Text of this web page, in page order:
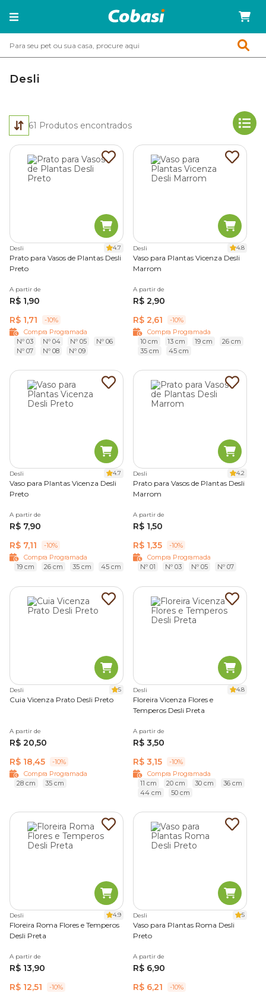
Desli
61 Produtos encontrados
Desli 4.7
Prato para Vasos de Plantas Desli
Preto
A partir de
R$ 1,90
R$ 1,71
-10%
Compra Programada
Nº 03
Nº 04 Nº 05
Nº 06
Nº 07
Nº 08 Nº 09
Desli 4.8
Vaso para Plantas Vicenza Desli
Marrom
A partir de
R$ 2,90
R$ 2,61
-10%
Compra Programada
10 cm
13 cm 19 cm
26 cm
35 cm
45 cm
Desli 4.7
Vaso para Plantas Vicenza Desli
Preto
A partir de
R$ 7,90
R$ 7,11
-10%
Compra Programada
19 cm
26 cm 35 cm 45 cm
Desli 4.2
Prato para Vasos de Plantas Desli
Marrom
A partir de
R$ 1,50
R$ 1,35
-10%
Compra Programada
Nº 01
Nº 03 Nº 05 Nº 07
Desli 5
Cuia Vicenza Prato Desli Preto
A partir de
R$ 20,50
R$ 18,45
-10%
Compra Programada
28 cm
35 cm
Desli 4.8
Floreira Vicenza Flores e
Temperos Desli Preta
A partir de
R$ 3,50
R$ 3,15
-10%
Compra Programada
11 cm
20 cm 30 cm
36 cm
44 cm
50 cm
Desli 4.9
Floreira Roma Flores e Temperos
Desli Preta
A partir de
R$ 13,90
R$ 12,51
-10%
Desli 5
Vaso para Plantas Roma Desli
Preto
A partir de
R$ 6,90
R$ 6,21
-10%